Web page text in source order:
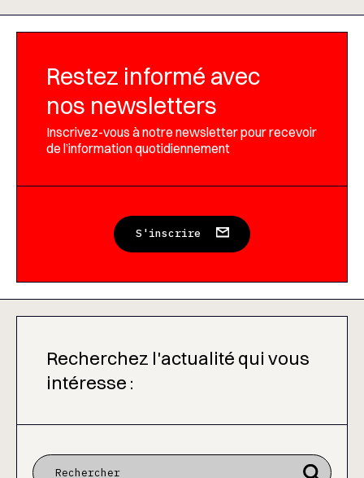
Restez informé avec
nos newsletters
Inscrivez-vous à notre newsletter pour recevoir
de l’information quotidiennement
S'inscrire
Recherchez l'actualité qui vous
intéresse :